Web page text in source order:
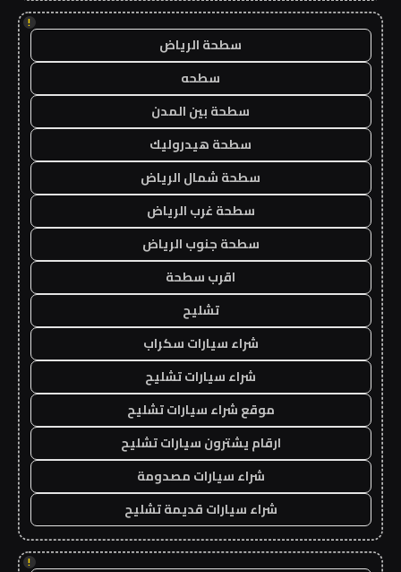
!
سطحة الرياض
سطحه
سطحة بين المدن
سطحة هيدروليك
سطحة شمال الرياض
سطحة غرب الرياض
سطحة جنوب الرياض
اقرب سطحة
تشليح
شراء سيارات سكراب
شراء سيارات تشليح
موقع شراء سيارات تشليح
ارقام يشترون سيارات تشليح
شراء سيارات مصدومة
شراء سيارات قديمة تشليح
!